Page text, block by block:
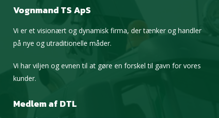
Vognmand TS ApS
Vi er et visionært og dynamisk firma, der tænker og handler
på nye og utraditionelle måder.
Vi har viljen og evnen til at gøre en forskel til gavn for vores
kunder.
Medlem af DTL